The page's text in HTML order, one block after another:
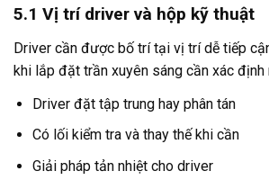
5.1 Vị trí driver và hộp kỹ thuật
Driver cần được bố trí tại vị trí dễ tiếp
khi lắp đặt trần xuyên sáng cần xác định
Driver đặt tập trung hay phân tán
Có lối kiểm tra và thay thế khi cần
Giải pháp tản nhiệt cho driver